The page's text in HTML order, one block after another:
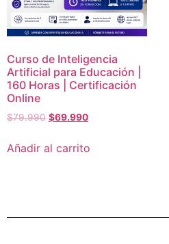
Curso de Inteligencia
Artificial para Educación |
160 Horas | Certificación
Online
$79.990 $69.990
Añadir al carrito